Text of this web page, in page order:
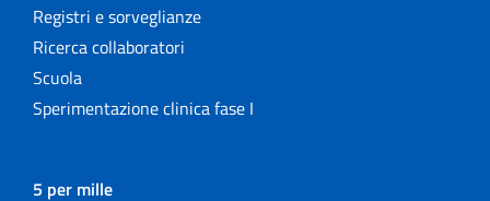
Registri e sorveglianze
Ricerca collaboratori
Scuola
Sperimentazione clinica fase I
5 per mille